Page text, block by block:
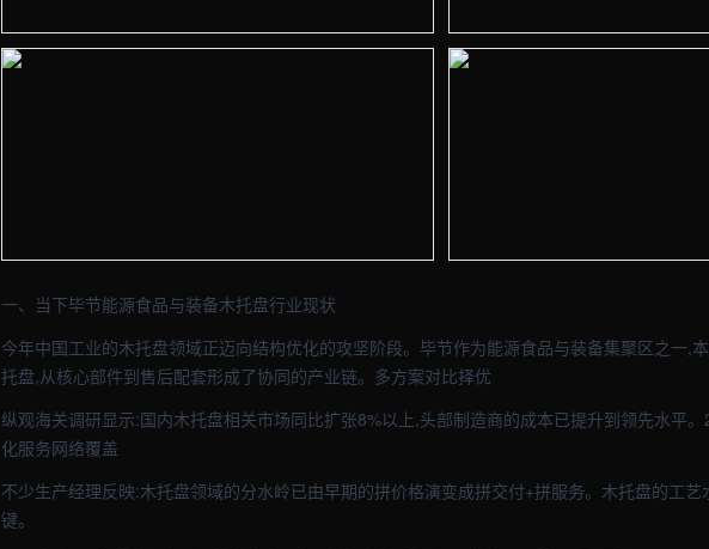
【毕节】包装车间实拍图 - 外贸建站与品牌官网定制 · 现场图1【毕节】包装车间实拍图 - 外贸建
一、当下毕节能源食品与装备木托盘行业现状
今年中国工业的木托盘领域正迈向结构优化的攻坚阶段。毕节作为能源食品与装备集聚区之一,
托盘,从核心部件到售后配套形成了协同的产业链。多方案对比择优
纵观海关调研显示:国内木托盘相关市场同比扩张8%以上,头部制造商的成本已提升到领先水平
化服务网络覆盖
不少生产经理反映:木托盘领域的分水岭已由早期的拼价格演变成拼交付+拼服务。木托盘的工
键。